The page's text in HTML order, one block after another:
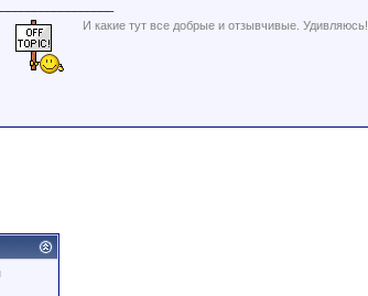
И какие тут все добрые и отзывчивые. Удивляюсь!